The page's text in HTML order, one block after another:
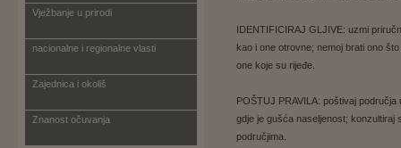
Vježbanje u prirodi
nacionalne i regionalne vlasti
Zajednica i okoliš
Znanost očuvanja
IDENTIFICIRAJ GLJIVE: uzmi
kao i one otrovne; nemoj brati ono
one koje su rijeđe.
POŠTUJ PRAVILA: poštivaj
gdje je gušća naseljenost; konzultiraj
područjima.